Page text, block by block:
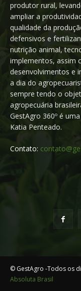
produtor rural,
ampliar a
qualidade da
defensivos e
nutrição animal,
implementos, assim
desenvolvimentos e
a dia do
sempre tendo o
agropecuária
GestAgro 360º é
Katia Penteado.
Contato:
© GestAgro -Todos os
Absoluta Brasil